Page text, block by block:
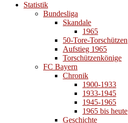
Statistik
Bundesliga
Skandale
1965
50-Tore-Torschützen
Aufstieg 1965
Torschützenkönige
FC Bayern
Chronik
1900-1933
1933-1945
1945-1965
1965 bis heute
Geschichte